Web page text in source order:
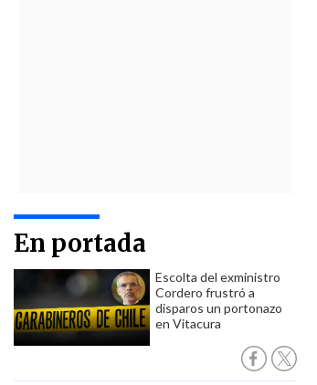
En portada
Escolta del exministro
Cordero frustró a
disparos un portonazo
en Vitacura